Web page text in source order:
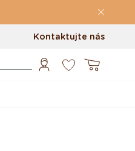
Kontaktujte nás
Košík